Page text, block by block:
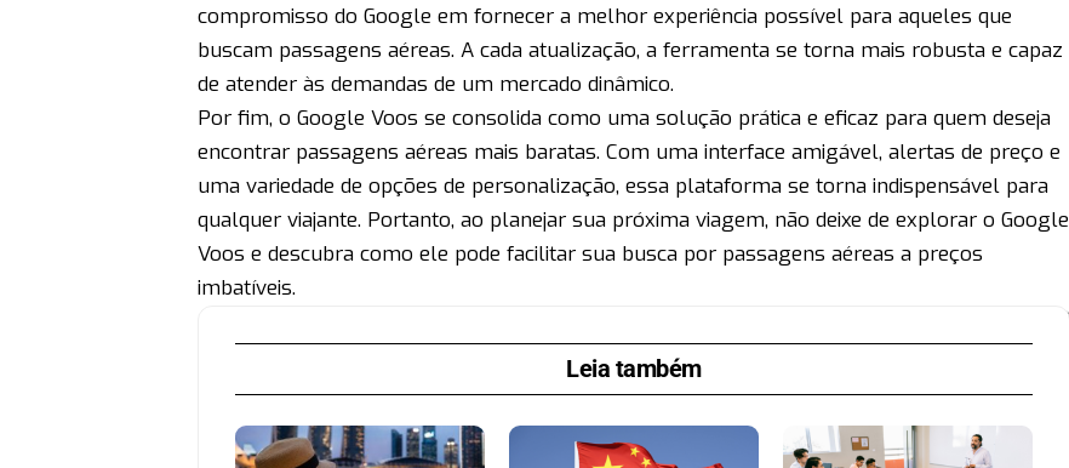
compromisso do Google em fornecer a melhor experiência possível para aqueles que
buscam passagens aéreas. A cada atualização, a ferramenta se torna mais robusta e capaz
de atender às demandas de um mercado dinâmico.
Por fim, o Google Voos se consolida como uma solução prática e eficaz para quem deseja
encontrar passagens aéreas mais baratas. Com uma interface amigável, alertas de preço e
uma variedade de opções de personalização, essa plataforma se torna indispensável para
qualquer viajante. Portanto, ao planejar sua próxima viagem, não deixe de explorar o Google
Voos e descubra como ele pode facilitar sua busca por passagens aéreas a preços
imbatíveis.
Leia também